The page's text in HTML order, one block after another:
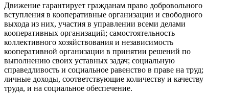
Движение гарантирует гражданам право добровольного
вступления в кооперативные организации и свободного
выхода из них, участия в управлении всеми делами
кооперативных организаций; самостоятельность
коллективного хозяйствования и независимость
кооперативной организации в принятии решений по
выполнению своих уставных задач; социальную
справедливость и социальное равенство в праве на труд;
личные доходы, соответствующие количеству и качеству
труда, и на социальное обеспечение.